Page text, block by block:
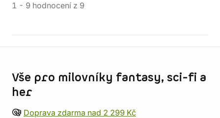
1 - 9 hodnocení z 9
Vše pro milovníky fantasy, sci-fi a
her
Doprava zdarma nad 2 299 Kč